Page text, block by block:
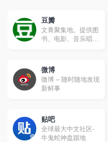
豆瓣
文青聚集地。提供图
书、电影、音乐唱片
的文化生活。
微博
微博 – 随时随地发现
新鲜事
贴吧
全球最大中文社区-
牛鬼蛇神盘踞地